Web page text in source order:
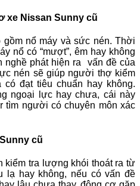
xe Nissan Sunny cũ
nổ máy và sức nén. Thời
nổ có “mượt”, êm hay không
phát hiện ra vấn đề của
nén sẽ giúp người thợ kiểm
đạt tiêu chuẩn hay không.
ngoại lực hay chưa, cái này
tìm người có chuyên môn xác
cũ
kiểm tra lượng khói thoát ra từ
lạ hay không, nếu có vấn đề